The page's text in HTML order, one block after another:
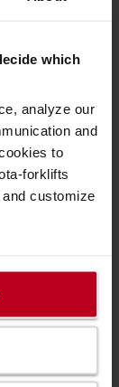
which
analyze our
and
to
forklifts
customize